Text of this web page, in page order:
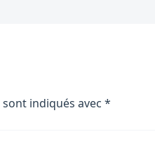
indiqués avec *